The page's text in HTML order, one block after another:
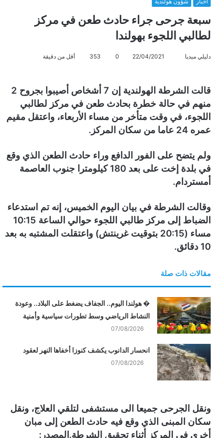
سبعة جرحى جراء حادث طعن في مركز
لطالبي اللجوء بهولندا
دليلي ميديا
ل
ي
إ
ل
ك
ر
و
ن
22/04/2021
0
353 أقل من دقيقة
قالت الشرطة الهولندية إن 7 أشخاص أصيبوا بجروح 2
منهم في حالة خطرة بحادث طعن في مركز لطالبي
اللجوء، في وقت متأخر من مساء الأربعاء، واعتقل مقيم
عمره 24 عاما من سكان المركز.
ولم يتضح على الفور الدافع وراء حادث الطعن الذي وقع
في بلدة إخت على بعد 180 كيلومترا جنوب العاصمة
أمستردام.
وقالت الشرطة في بيان اليوم الخميس، إنه تم استدعاء
الضباط إلى مركز طالبي اللجوء حوالي الساعة 10:15
مساء (20:15 بتوقيت غرينتش) واعتقلت المشتبه به بعد
10 دقائق.
مقالات ذات صلة
� هولندا اليوم.. الجفاف يضغط على البلاد.. وعودة
النشاط الرياضي وسط تطورات سياسية وأمنية
07/08/2026
انحسار الدانوب يكشف كنوزا أخفاها النهر لعقود
07/08/2026
ونقل الجرحى جميعا الى مستشفى لتلقي العلاج، ونقل
سكان المبنى الذي وقع فيه حادث الطعن إلى مبان
أخرى في المركز أثناء تحقيق الشرطة.المصدر: